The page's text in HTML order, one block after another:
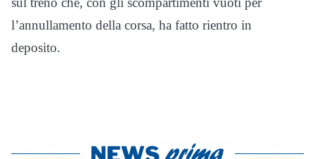
l’annullamento della corsa, ha fatto rientro in
deposito.